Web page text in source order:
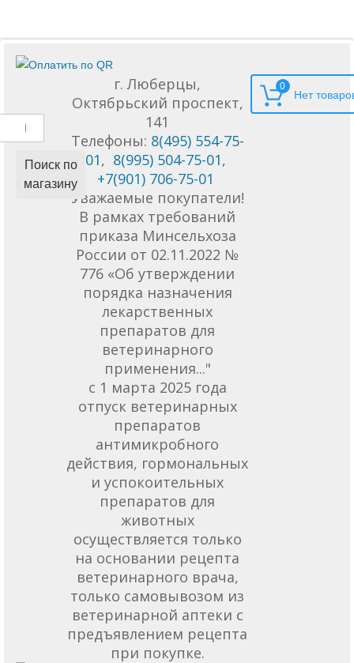
Поиск по
магазину
г. Люберцы,
Октябрьский проспект,
141
Телефоны: 8(495) 554-75-
01, 8(995) 504-75-01,
+7(901) 706-75-01
Уважаемые покупатели!
В рамках требований
приказа Минсельхоза
России от 02.11.2022 №
776 «Об утверждении
порядка назначения
лекарственных
препаратов для
ветеринарного
применения..."
с 1 марта 2025 года
отпуск ветеринарных
препаратов
антимикробного
действия, гормональных
и успокоительных
препаратов для
животных
осуществляется только
на основании рецепта
ветеринарного врача,
только самовывозом из
ветеринарной аптеки с
предъявлением рецепта
при покупке.
0